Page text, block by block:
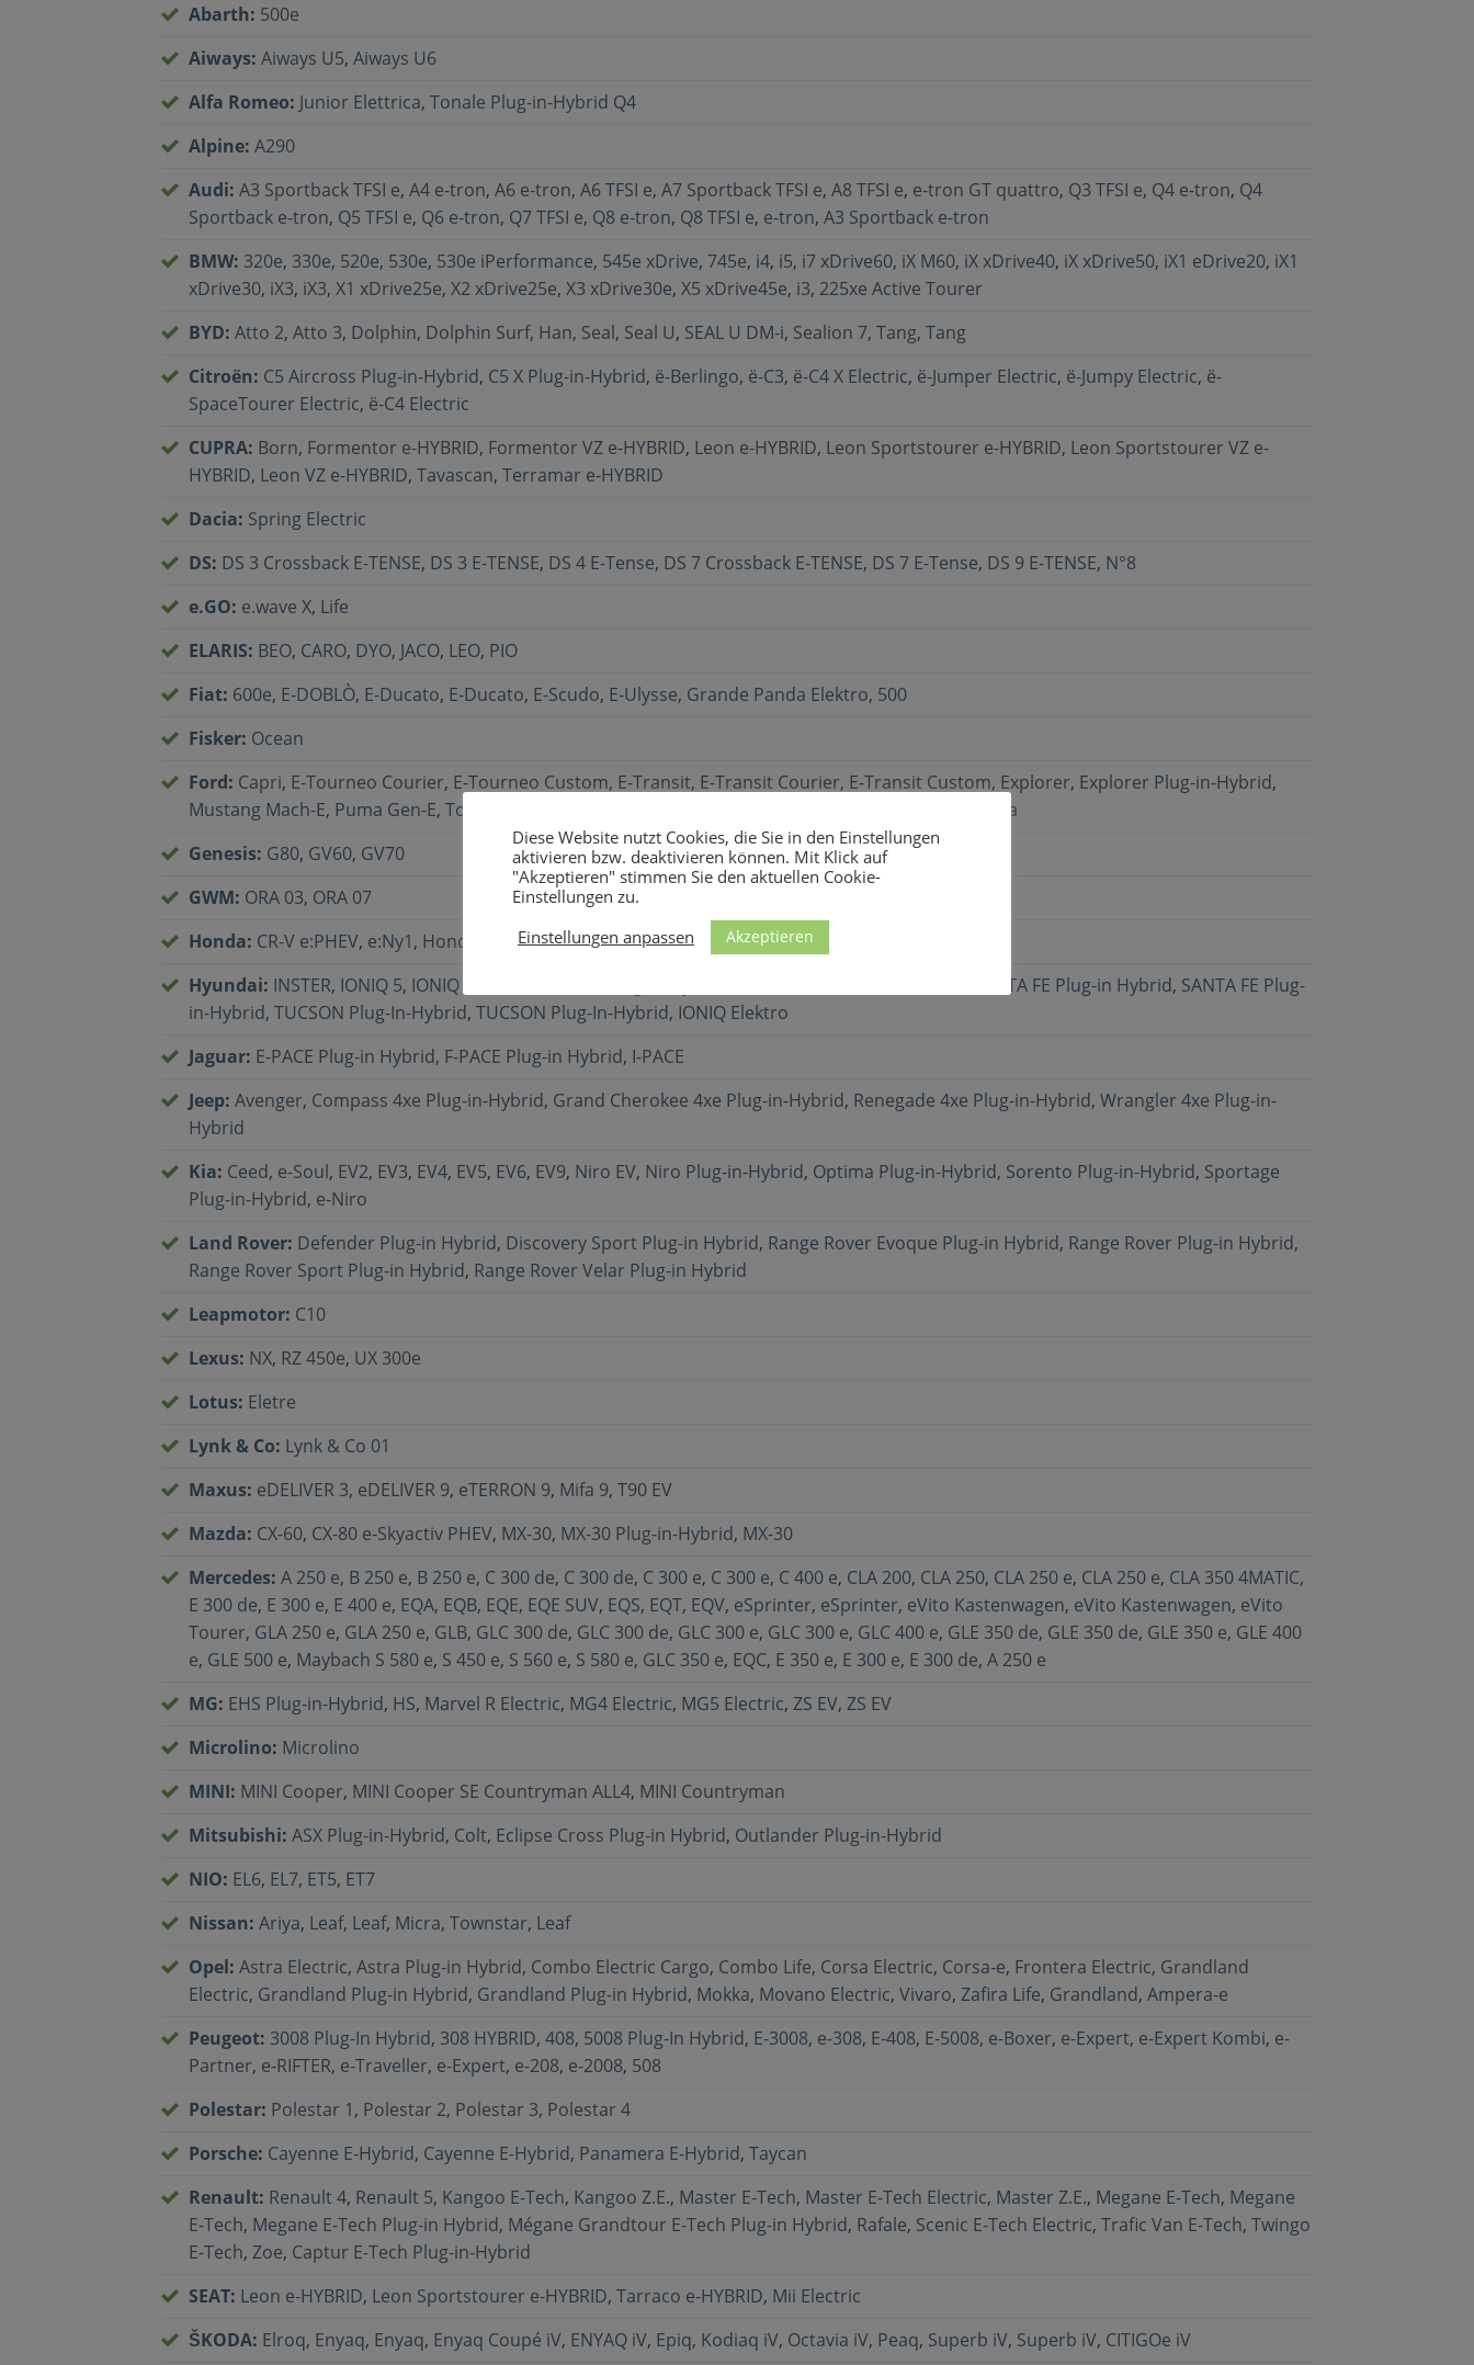
Abarth: 500e
Aiways: Aiways U5, Aiways U6
Alfa Romeo: Junior Elettrica, Tonale Plug-in-Hybrid Q4
Alpine: A290
Audi: A3 Sportback TFSI e, A4 e-tron, A6 e-tron, A6 TFSI e, A7 Sportback TFSI e, A8 TFSI e, e-tron GT quattro, Q3 TFSI e, Q4 e-tron, Q4
Sportback e‐tron, Q5 TFSI e, Q6 e-tron, Q7 TFSI e, Q8 e-tron, Q8 TFSI e, e-tron, A3 Sportback e-tron
BMW: 320e, 330e, 520e, 530e, 530e iPerformance, 545e xDrive, 745e, i4, i5, i7 xDrive60, iX M60, iX xDrive40, iX xDrive50, iX1 eDrive20, iX1
xDrive30, iX3, iX3, X1 xDrive25e, X2 xDrive25e, X3 xDrive30e, X5 xDrive45e, i3, 225xe Active Tourer
BYD: Atto 2, Atto 3, Dolphin, Dolphin Surf, Han, Seal, Seal U, SEAL U DM-i, Sealion 7, Tang, Tang
Citroën: C5 Aircross Plug-in-Hybrid, C5 X Plug-in-Hybrid, ë-Berlingo, ë-C3, ë-C4 X Electric, ë-Jumper Electric, ë-Jumpy Electric, ë-
SpaceTourer Electric, ë-C4 Electric
CUPRA: Born, Formentor e-HYBRID, Formentor VZ e-HYBRID, Leon e-HYBRID, Leon Sportstourer e-HYBRID, Leon Sportstourer VZ e-
HYBRID, Leon VZ e-HYBRID, Tavascan, Terramar e-HYBRID
Dacia: Spring Electric
DS: DS 3 Crossback E-TENSE, DS 3 E-TENSE, DS 4 E-Tense, DS 7 Crossback E-TENSE, DS 7 E-Tense, DS 9 E-TENSE, N°8
e.GO: e.wave X, Life
ELARIS: BEO, CARO, DYO, JACO, LEO, PIO
Fiat: 600e, E-DOBLÒ, E-Ducato, E-Ducato, E-Scudo, E-Ulysse, Grande Panda Elektro, 500
Fisker: Ocean
Ford: Capri, E-Tourneo Courier, E-Tourneo Custom, E-Transit, E-Transit Courier, E-Transit Custom, Explorer, Explorer Plug-in-Hybrid,
Mustang Mach-E, Puma Gen-E, Tourneo Custom Plug-in-Hybrid
Kuga
Genesis: G80, GV60, GV70
GWM: ORA 03, ORA 07
Honda: CR-V e:PHEV, e:Ny1, Honda e
Hyundai: INSTER, IONIQ 5, IONIQ 6 SANTA FE Plug-in Hybrid, SANTA FE Plug-
in-Hybrid, TUCSON Plug-In-Hybrid, TUCSON Plug-In-Hybrid, IONIQ Elektro
Jaguar: E-PACE Plug-in Hybrid, F-PACE Plug-in Hybrid, I-PACE
Jeep: Avenger, Compass 4xe Plug-in-Hybrid, Grand Cherokee 4xe Plug-in-Hybrid, Renegade 4xe Plug-in-Hybrid, Wrangler 4xe Plug-in-
Hybrid
Kia: Ceed, e-Soul, EV2, EV3, EV4, EV5, EV6, EV9, Niro EV, Niro Plug-in-Hybrid, Optima Plug-in-Hybrid, Sorento Plug-in-Hybrid, Sportage
Plug-in-Hybrid, e-Niro
Land Rover: Defender Plug-in Hybrid, Discovery Sport Plug-in Hybrid, Range Rover Evoque Plug-in Hybrid, Range Rover Plug-in Hybrid,
Range Rover Sport Plug-in Hybrid, Range Rover Velar Plug-in Hybrid
Leapmotor: C10
Lexus: NX, RZ 450e, UX 300e
Lotus: Eletre
Lynk & Co: Lynk & Co 01
Maxus: eDELIVER 3, eDELIVER 9, eTERRON 9, Mifa 9, T90 EV
Mazda: CX-60, CX-80 e-Skyactiv PHEV, MX-30, MX-30 Plug-in-Hybrid, MX-30
Mercedes: A 250 e, B 250 e, B 250 e, C 300 de, C 300 de, C 300 e, C 300 e, C 400 e, CLA 200, CLA 250, CLA 250 e, CLA 250 e, CLA 350 4MATIC,
E 300 de, E 300 e, E 400 e, EQA, EQB, EQE, EQE SUV, EQS, EQT, EQV, eSprinter, eSprinter, eVito Kastenwagen, eVito Kastenwagen, eVito
Tourer, GLA 250 e, GLA 250 e, GLB, GLC 300 de, GLC 300 de, GLC 300 e, GLC 300 e, GLC 400 e, GLE 350 de, GLE 350 de, GLE 350 e, GLE 400
e, GLE 500 e, Maybach S 580 e, S 450 e, S 560 e, S 580 e, GLC 350 e, EQC, E 350 e, E 300 e, E 300 de, A 250 e
MG: EHS Plug-in-Hybrid, HS, Marvel R Electric, MG4 Electric, MG5 Electric, ZS EV, ZS EV
Microlino: Microlino
MINI: MINI Cooper, MINI Cooper SE Countryman ALL4, MINI Countryman
Mitsubishi: ASX Plug-in-Hybrid, Colt, Eclipse Cross Plug-in Hybrid, Outlander Plug-in-Hybrid
NIO: EL6, EL7, ET5, ET7
Nissan: Ariya, Leaf, Leaf, Micra, Townstar, Leaf
Opel: Astra Electric, Astra Plug-in Hybrid, Combo Electric Cargo, Combo Life, Corsa Electric, Corsa-e, Frontera Electric, Grandland
Electric, Grandland Plug-in Hybrid, Grandland Plug-in Hybrid, Mokka, Movano Electric, Vivaro, Zafira Life, Grandland, Ampera-e
Peugeot: 3008 Plug-In Hybrid, 308 HYBRID, 408, 5008 Plug-In Hybrid, E-3008, e-308, E-408, E-5008, e-Boxer, e-Expert, e-Expert Kombi, e-
Partner, e-RIFTER, e-Traveller, e-Expert, e-208, e-2008, 508
Polestar: Polestar 1, Polestar 2, Polestar 3, Polestar 4
Porsche: Cayenne E-Hybrid, Cayenne E-Hybrid, Panamera E-Hybrid, Taycan
Renault: Renault 4, Renault 5, Kangoo E-Tech, Kangoo Z.E., Master E-Tech, Master E-Tech Electric, Master Z.E., Megane E-Tech, Megane
E-Tech, Megane E-Tech Plug-in Hybrid, Mégane Grandtour E-Tech Plug-in Hybrid, Rafale, Scenic E-Tech Electric, Trafic Van E-Tech, Twingo
E-Tech, Zoe, Captur E-Tech Plug-in-Hybrid
SEAT: Leon e-HYBRID, Leon Sportstourer e-HYBRID, Tarraco e-HYBRID, Mii Electric
ŠKODA: Elroq, Enyaq, Enyaq, Enyaq Coupé iV, ENYAQ iV, Epiq, Kodiaq iV, Octavia iV, Peaq, Superb iV, Superb iV, CITIGOe iV
Diese Website nutzt Cookies, die Sie in den Einstellungen
aktivieren bzw. deaktivieren können. Mit Klick auf
"Akzeptieren" stimmen Sie den aktuellen Cookie-
Einstellungen zu.
Einstellungen anpassen
Akzeptieren